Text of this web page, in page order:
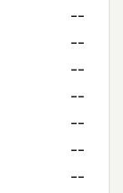
--
--
--
--
--
--
--